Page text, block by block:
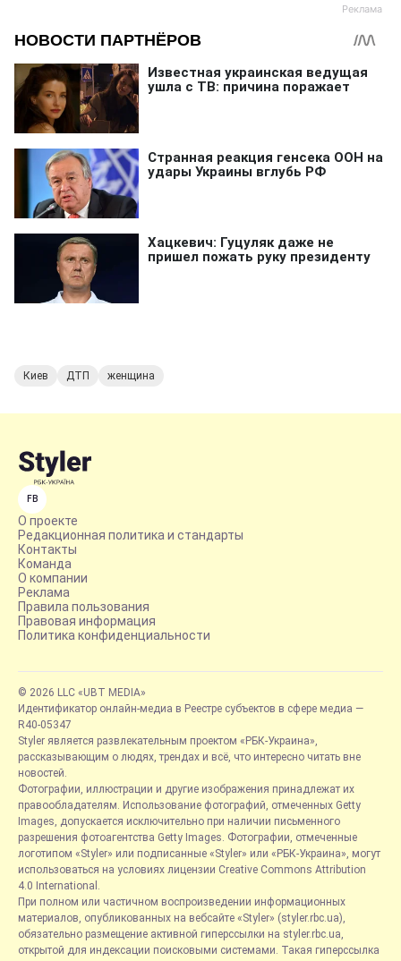
Киев ДТП женщина
FB
О проекте
Редакционная политика и стандарты
Контакты
Команда
О компании
Реклама
Правила пользования
Правовая информация
Политика конфиденциальности
© 2026 LLC «UBT MEDIA»
Идентификатор онлайн-медиа в Реестре субъектов в сфере медиа —
R40-05347
Styler является развлекательным проектом «РБК-Украина»,
рассказывающим о людях, трендах и всё, что интересно читать вне
новостей.
Фотографии, иллюстрации и другие изображения принадлежат их
правообладателям. Использование фотографий, отмеченных Getty
Images, допускается исключительно при наличии письменного
разрешения фотоагентства Getty Images. Фотографии, отмеченные
логотипом «Styler» или подписанные «Styler» или «РБК-Украина», могут
использоваться на условиях лицензии Creative Commons Attribution
4.0 International.
При полном или частичном воспроизведении информационных
материалов, опубликованных на вебсайте «Styler» (styler.rbc.ua),
обязательно размещение активной гиперссылки на styler.rbc.ua,
открытой для индексации поисковыми системами. Такая гиперссылка